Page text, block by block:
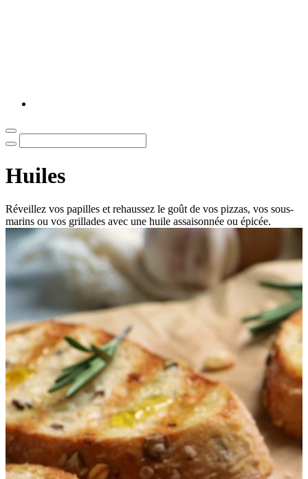
Huiles
Réveillez vos papilles et rehaussez le goût de vos pizzas, vos sous-
marins ou vos grillades avec une huile assaisonnée ou épicée.